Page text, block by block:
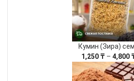
Кумин (Зира)
1,250 ₸ – 4,800